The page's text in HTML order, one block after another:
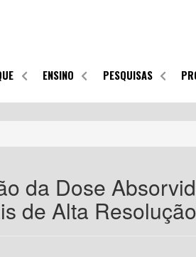
ENSINO PESQUISAS
da Dose
de Alta